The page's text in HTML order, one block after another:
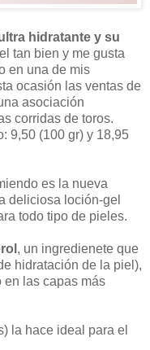
hidratante y su
tan bien y me gusta
en una de mis
ocasión las ventas de
asociación
corridas de toros.
9,50 (100 gr) y 18,95
es la nueva
deliciosa loción-gel
todo tipo de pieles.
, un ingredienete que
hidratación de la piel),
las capas más
la hace ideal para el